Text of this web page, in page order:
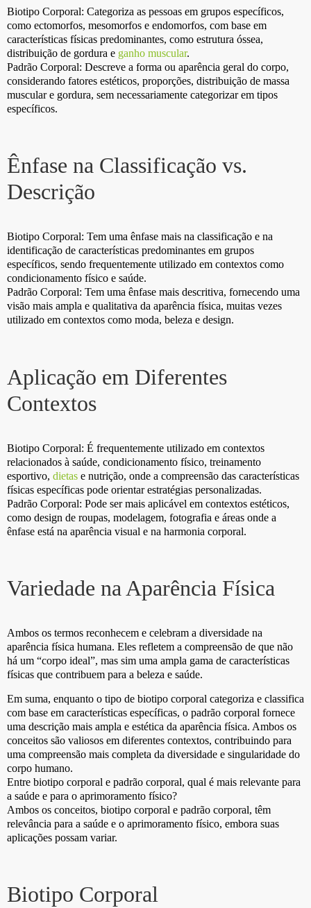
Biotipo Corporal: Categoriza as pessoas em grupos específicos,
como ectomorfos, mesomorfos e endomorfos, com base em
características físicas predominantes, como estrutura óssea,
distribuição de gordura e ganho muscular.
Padrão Corporal: Descreve a forma ou aparência geral do corpo,
considerando fatores estéticos, proporções, distribuição de massa
muscular e gordura, sem necessariamente categorizar em tipos
específicos.
Ênfase na Classificação vs.
Descrição
Biotipo Corporal: Tem uma ênfase mais na classificação e na
identificação de características predominantes em grupos
específicos, sendo frequentemente utilizado em contextos como
condicionamento físico e saúde.
Padrão Corporal: Tem uma ênfase mais descritiva, fornecendo uma
visão mais ampla e qualitativa da aparência física, muitas vezes
utilizado em contextos como moda, beleza e design.
Aplicação em Diferentes
Contextos
Biotipo Corporal: É frequentemente utilizado em contextos
relacionados à saúde, condicionamento físico, treinamento
esportivo, dietas e nutrição, onde a compreensão das características
físicas específicas pode orientar estratégias personalizadas.
Padrão Corporal: Pode ser mais aplicável em contextos estéticos,
como design de roupas, modelagem, fotografia e áreas onde a
ênfase está na aparência visual e na harmonia corporal.
Variedade na Aparência Física
Ambos os termos reconhecem e celebram a diversidade na
aparência física humana. Eles refletem a compreensão de que não
há um “corpo ideal”, mas sim uma ampla gama de características
físicas que contribuem para a beleza e saúde.
Em suma, enquanto o tipo de biotipo corporal categoriza e classifica
com base em características específicas, o padrão corporal fornece
uma descrição mais ampla e estética da aparência física. Ambos os
conceitos são valiosos em diferentes contextos, contribuindo para
uma compreensão mais completa da diversidade e singularidade do
corpo humano.
Entre biotipo corporal e padrão corporal, qual é mais relevante para
a saúde e para o aprimoramento físico?
Ambos os conceitos, biotipo corporal e padrão corporal, têm
relevância para a saúde e o aprimoramento físico, embora suas
aplicações possam variar.
Biotipo Corporal